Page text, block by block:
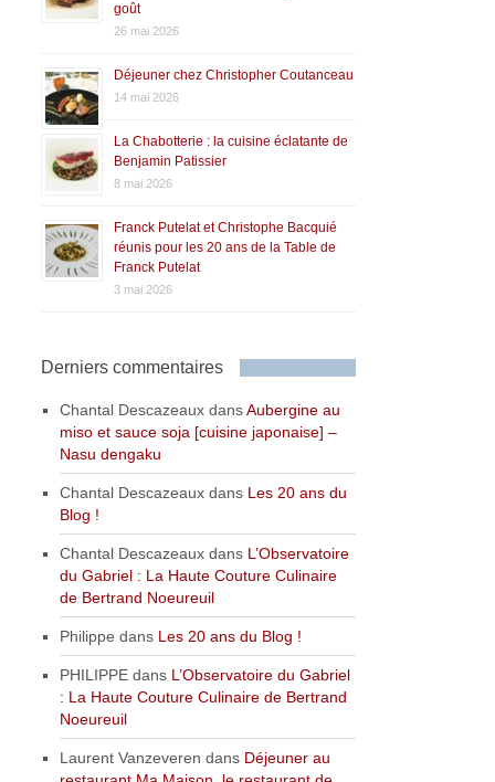
goût
26 mai 2026
Déjeuner chez Christopher Coutanceau
14 mai 2026
La Chabotterie : la cuisine éclatante de
Benjamin Patissier
8 mai 2026
Franck Putelat et Christophe Bacquié
réunis pour les 20 ans de la Table de
Franck Putelat
3 mai 2026
Derniers commentaires
Chantal Descazeaux dansAubergine au
miso et sauce soja [cuisine japonaise] –
Nasu dengaku
Chantal Descazeaux dans Les 20 ans du
Blog !
Chantal Descazeaux dans L’Observatoire
du Gabriel : La Haute Couture Culinaire
de Bertrand Noeureuil
Philippe dans Les 20 ans du Blog !
PHILIPPE dans L’Observatoire du Gabriel
: La Haute Couture Culinaire de Bertrand
Noeureuil
Laurent Vanzeveren dans Déjeuner au